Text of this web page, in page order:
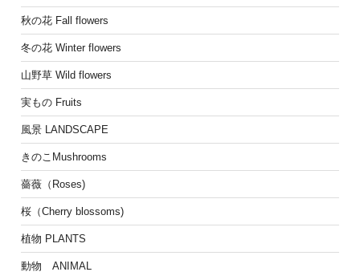
秋の花 Fall flowers
冬の花 Winter flowers
山野草 Wild flowers
実もの Fruits
風景 LANDSCAPE
きのこMushrooms
薔薇（Roses)
桜（Cherry blossoms)
植物 PLANTS
動物 ANIMAL